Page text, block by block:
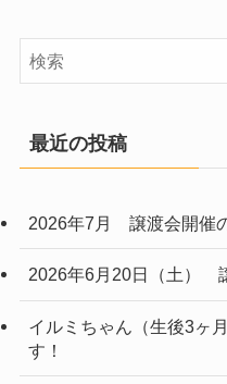
最近の投稿
2026年7月 譲渡会開催
2026年6月20日（土）
イルミちゃん（生後3ヶ
す！